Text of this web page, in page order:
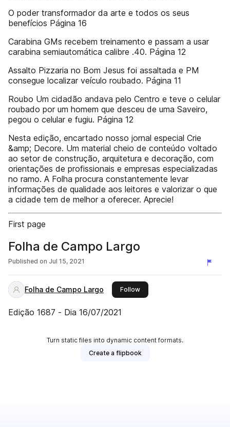
O poder transformador da arte e todos os seus
benefícios Página 16
Carabina GMs recebem treinamento e passam a usar
carabina semiautomática calibre .40. Página 12
Assalto Pizzaria no Bom Jesus foi assaltada e PM
consegue localizar veículo roubado. Página 11
Roubo Um cidadão andava pelo Centro e teve o celular
roubado por um homem que desceu de uma Saveiro,
pegou o celular e fugiu. Página 12
Nesta edição, encartado nosso jornal especial Crie
&amp; Decore. Um material cheio de conteúdo voltado
ao setor de construção, arquitetura e decoração, com
orientações de profissionais e empresas especializadas
no ramo. A Folha procura constantemente levar
informações de qualidade aos leitores e valorizar o que
a cidade tem de melhor a oferecer. Aprecie!
First page
Folha de Campo Largo
Published on Jul 15, 2021
Folha de Campo Largo Followthis publisher
Edição 1687 - Dia 16/07/2021
Turn static files into dynamic content formats.
Create a flipbook